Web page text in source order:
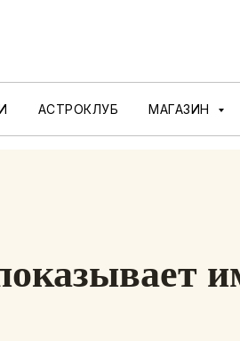
АСТРОКЛУБ МАГАЗИН